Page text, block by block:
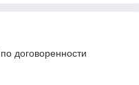
договоренности